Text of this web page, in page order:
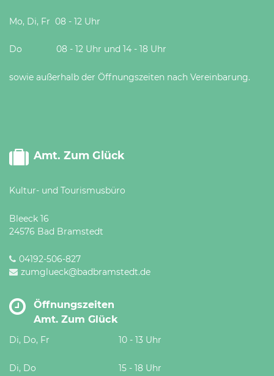
Mo, Di, Fr 08 - 12 Uhr
Do 08 - 12 Uhr und 14 - 18 Uhr
sowie außerhalb der Öffnungszeiten nach Vereinbarung.
Amt. Zum Glück
Kultur- und Tourismusbüro
Bleeck 16
24576 Bad Bramstedt
04192-506-827
zumglueck@badbramstedt.de
Öffnungszeiten
Amt. Zum Glück
Di, Do, Fr 10 - 13 Uhr
Di, Do 15 - 18 Uhr